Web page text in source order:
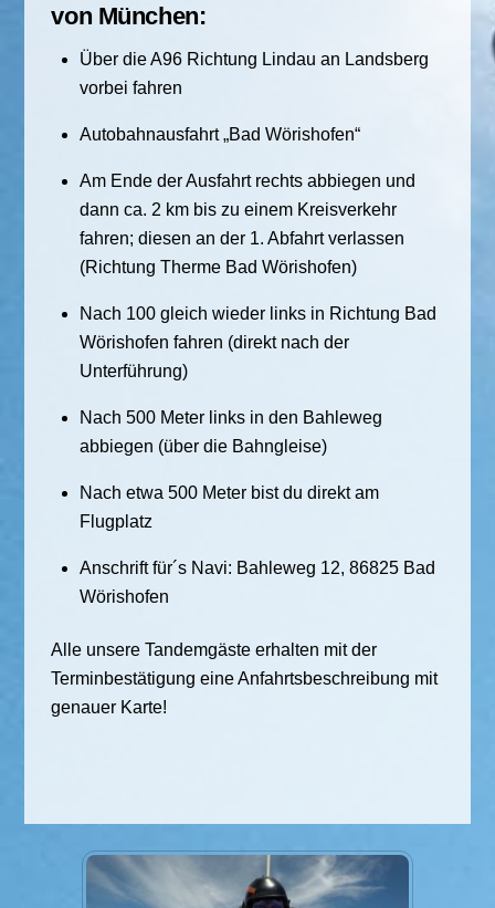
von München:
Über die A96 Richtung Lindau an Landsberg
vorbei fahren
Autobahnausfahrt „Bad Wörishofen“
Am Ende der Ausfahrt rechts abbiegen und
dann ca. 2 km bis zu einem Kreisverkehr
fahren; diesen an der 1. Abfahrt verlassen
(Richtung Therme Bad Wörishofen)
Nach 100 gleich wieder links in Richtung Bad
Wörishofen fahren (direkt nach der
Unterführung)
Nach 500 Meter links in den Bahleweg
abbiegen (über die Bahngleise)
Nach etwa 500 Meter bist du direkt am
Flugplatz
Anschrift für´s Navi: Bahleweg 12, 86825 Bad
Wörishofen
Alle unsere Tandemgäste erhalten mit der
Terminbestätigung eine Anfahrtsbeschreibung mit
genauer Karte!